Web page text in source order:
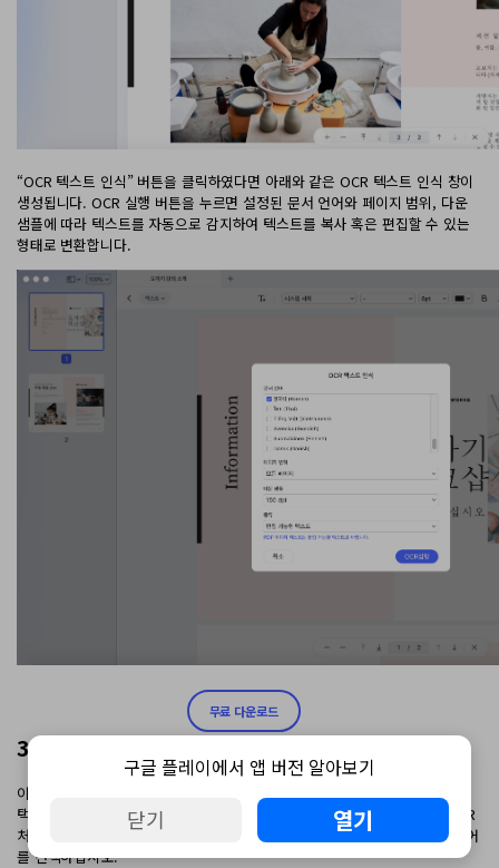
“OCR 텍스트 인식” 버튼을 클릭하였다면 아래와 같은 OCR 텍스트 인식 창이
생성됩니다. OCR 실행 버튼을 누르면 설정된 문서 언어와 페이지 범위, 다운
샘플에 따라 텍스트를 자동으로 감지하여 텍스트를 복사 혹은 편집할 수 있는
형태로 변환합니다.
무료 다운로드
3 단계. 스캔한 문서 번역
이제 OCR을 수행한 후 스캔 한 PDF 파일을 편집할 수 있습니다. 텍스트를 선
택하고 복사하십시오. 원하는 브라우저를 열고 Google 번역을 검색하여 OCR
처리된 문서 내용을 붙여 넣고 프랑스어, 아랍어 또는 기타와 같이 번역할 언어
를 선택하십시오.
구글 플레이에서 앱 버전 알아보기
닫기 열기